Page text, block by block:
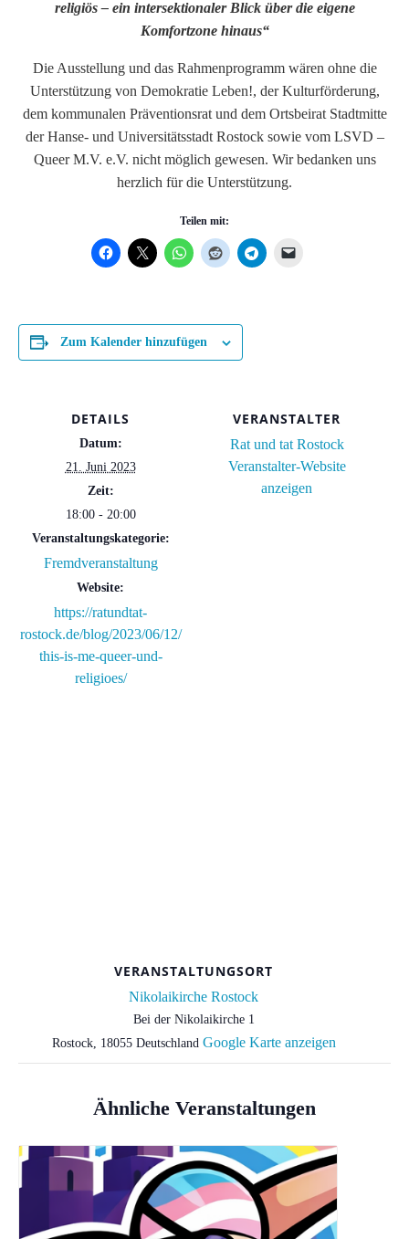
religiös – ein intersektionaler Blick über die eigene
Komfortzone hinaus“
Die Ausstellung und das Rahmenprogramm wären ohne die
Unterstützung von Demokratie Leben!, der Kulturförderung,
dem kommunalen Präventionsrat und dem Ortsbeirat Stadtmitte
der Hanse- und Universitätsstadt Rostock sowie vom LSVD –
Queer M.V. e.V. nicht möglich gewesen. Wir bedanken uns
herzlich für die Unterstützung.
Teilen mit:
Zum Kalender hinzufügen
DETAILS
Datum:
21. Juni 2023
Zeit:
18:00 - 20:00
Veranstaltungskategorie:
Fremdveranstaltung
Website:
https://ratundtat-
rostock.de/blog/2023/06/12/
this-is-me-queer-und-
religioes/
VERANSTALTER
Rat und tat Rostock
Veranstalter-Website
anzeigen
VERANSTALTUNGSORT
Nikolaikirche Rostock
Bei der Nikolaikirche 1
Rostock, 18055 Deutschland Google Karte anzeigen
Ähnliche Veranstaltungen